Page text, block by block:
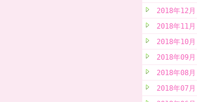
2018年12月
2018年11月
2018年10月
2018年09月
2018年08月
2018年07月